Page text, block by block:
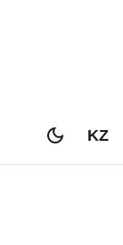
KZ